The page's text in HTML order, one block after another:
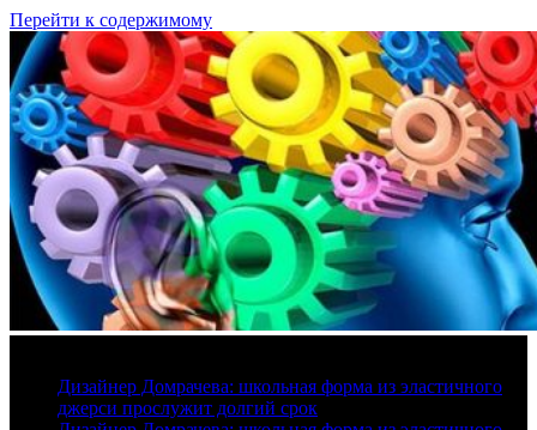
Перейти к содержимому
Дизайнер Домрачева: школьная форма из эластичного
джерси прослужит долгий срок